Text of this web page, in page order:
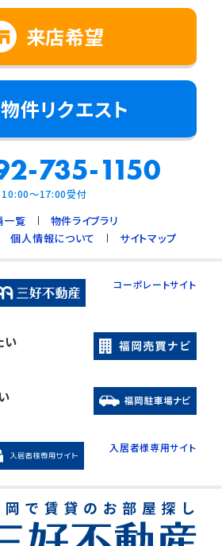
来店希望
物件リクエスト
735-1150
10:00～17:00受付
一覧
物件ライブラリ
個人情報について サイトマップ
コーポレートサイト
い
入居者様専用サイト